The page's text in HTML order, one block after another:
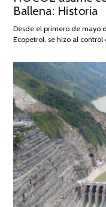
Ballena: Historia
Desde el primero de mayo
Ecopetrol, se hizo al control